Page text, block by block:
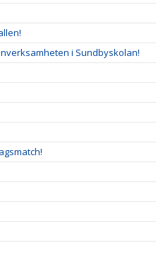
i Sundbyskolan!